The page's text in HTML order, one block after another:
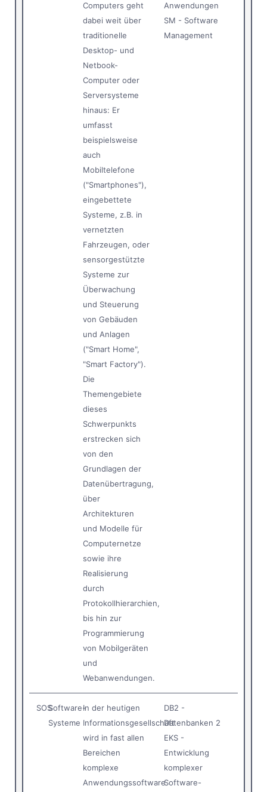
Computers geht
dabei weit über
traditionelle
Desktop- und
Netbook-
Computer oder
Serversysteme
hinaus: Er
umfasst
beispielsweise
auch
Mobiltelefone
("Smartphones"),
eingebettete
Systeme, z.B. in
vernetzten
Fahrzeugen, oder
sensorgestützte
Systeme zur
Überwachung
und Steuerung
von Gebäuden
und Anlagen
("Smart Home",
"Smart Factory").
Die
Themengebiete
dieses
Schwerpunkts
erstrecken sich
von den
Grundlagen der
Datenübertragung,
über
Architekturen
und Modelle für
Computernetze
sowie ihre
Realisierung
durch
Protokollhierarchien,
bis hin zur
Programmierung
von Mobilgeräten
und
Webanwendungen.
Anwendungen
SM - Software
Management
SOSSoftware-
Systeme
In der heutigen
Informationsgesellschaft
wird in fast allen
Bereichen
komplexe
Anwendungssoftware
DB2 -
Datenbanken 2
EKS -
Entwicklung
komplexer
Software-